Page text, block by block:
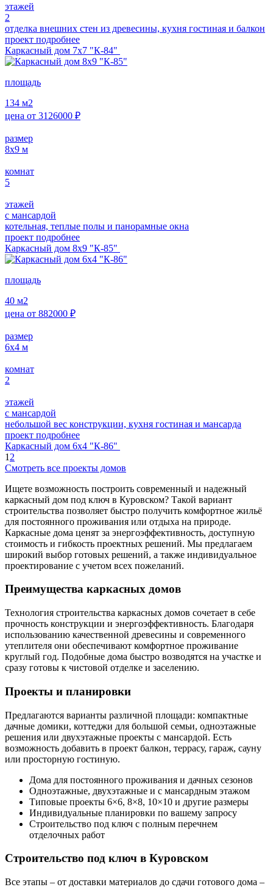
этажей
2
отделка внешних стен из древесины, кухня гостиная и балкон
проект подробнее
Каркасный дом 7х7 "К-84"
площадь
134 м2
цена от 3126000 ₽
размер
8х9 м
комнат
5
этажей
с мансардой
котельная, теплые полы и панорамные окна
проект подробнее
Каркасный дом 8х9 "К-85"
площадь
40 м2
цена от 882000 ₽
размер
6х4 м
комнат
2
этажей
с мансардой
небольшой вес конструкции, кухня гостиная и мансарда
проект подробнее
Каркасный дом 6х4 "К-86"
1 2
Смотреть все проекты домов
Ищете возможность построить современный и надежный
каркасный дом под ключ в Куровском? Такой вариант
строительства позволяет быстро получить комфортное жильё
для постоянного проживания или отдыха на природе.
Каркасные дома ценят за энергоэффективность, доступную
стоимость и гибкость проектных решений. Мы предлагаем
широкий выбор готовых решений, а также индивидуальное
проектирование с учетом всех пожеланий.
Преимущества каркасных домов
Технология строительства каркасных домов сочетает в себе
прочность конструкции и энергоэффективность. Благодаря
использованию качественной древесины и современного
утеплителя они обеспечивают комфортное проживание
круглый год. Подобные дома быстро возводятся на участке и
сразу готовы к чистовой отделке и заселению.
Проекты и планировки
Предлагаются варианты различной площади: компактные
дачные домики, коттеджи для большой семьи, одноэтажные
решения или двухэтажные проекты с мансардой. Есть
возможность добавить в проект балкон, террасу, гараж, сауну
или просторную гостиную.
Дома для постоянного проживания и дачных сезонов
Одноэтажные, двухэтажные и с мансардным этажом
Типовые проекты 6×6, 8×8, 10×10 и другие размеры
Индивидуальные планировки по вашему запросу
Строительство под ключ с полным перечнем
отделочных работ
Строительство под ключ в Куровском
Все этапы – от доставки материалов до сдачи готового дома –